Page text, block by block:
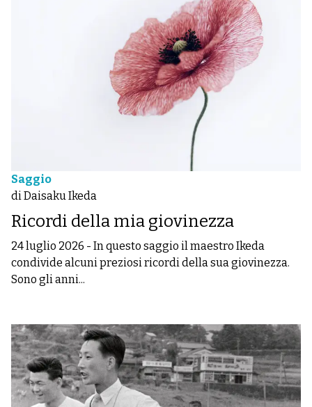
Saggio
di Daisaku Ikeda
Ricordi della mia giovinezza
24 luglio 2026 - In questo saggio il maestro Ikeda
condivide alcuni preziosi ricordi della sua giovinezza.
Sono gli anni...